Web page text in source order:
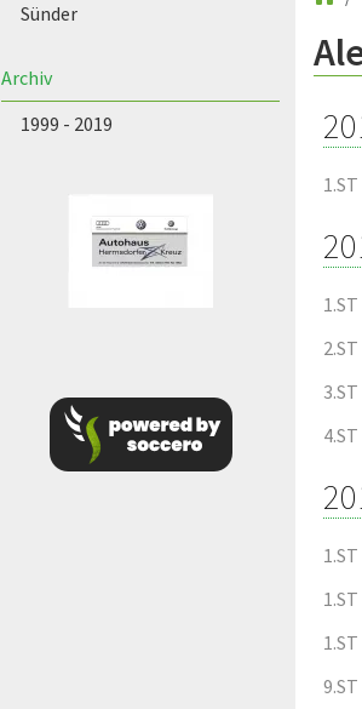
Sünder
Archiv
1999 - 2019
1.ST
1.ST
2.ST
3.ST
4.ST
1.ST
1.ST
1.ST
9.ST